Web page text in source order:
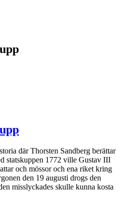
där Thorsten Sandberg berättar
statskuppen 1772 ville Gustav III
och mössor och ena riket kring
den 19 augusti drogs den
misslyckades skulle kunna kosta